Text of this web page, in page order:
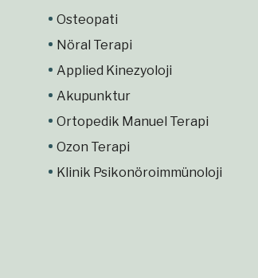
Osteopati
Nöral Terapi
Applied Kinezyoloji
Akupunktur
Ortopedik Manuel Terapi
Ozon Terapi
Klinik Psikonöroimmünoloji